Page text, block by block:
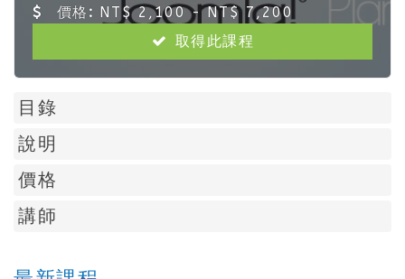
價格: NT$ 2,100 - NT$ 7,200
取得此課程
目錄
說明
價格
講師